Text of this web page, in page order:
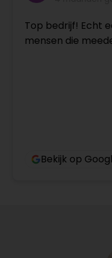
Top bedrijf! Echt
mensen die
Bekijk op